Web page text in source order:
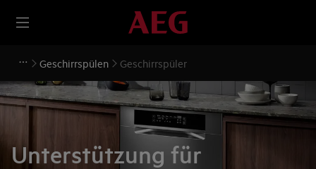
Geschirrspülen Geschirrspüler
Unterstützung für